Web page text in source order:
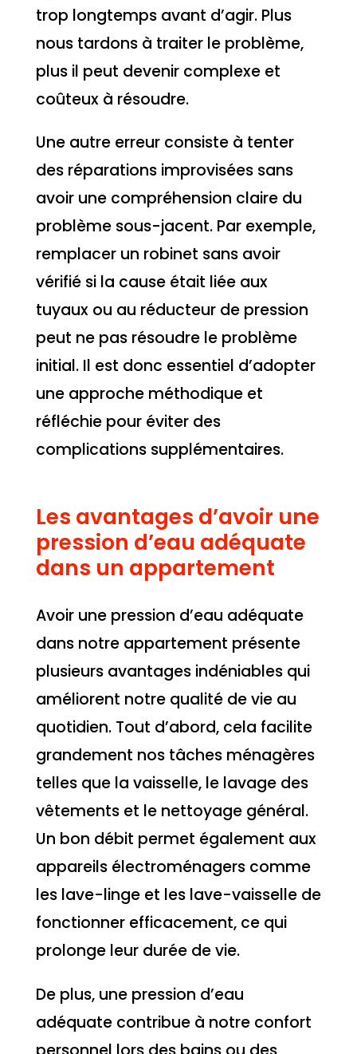
trop longtemps avant d’agir. Plus
nous tardons à traiter le problème,
plus il peut devenir complexe et
coûteux à résoudre.
Une autre erreur consiste à tenter
des réparations improvisées sans
avoir une compréhension claire du
problème sous-jacent. Par exemple,
remplacer un robinet sans avoir
vérifié si la cause était liée aux
tuyaux ou au réducteur de pression
peut ne pas résoudre le problème
initial. Il est donc essentiel d’adopter
une approche méthodique et
réfléchie pour éviter des
complications supplémentaires.
Les avantages d’avoir une
pression d’eau adéquate
dans un appartement
Avoir une pression d’eau adéquate
dans notre appartement présente
plusieurs avantages indéniables qui
améliorent notre qualité de vie au
quotidien. Tout d’abord, cela facilite
grandement nos tâches ménagères
telles que la vaisselle, le lavage des
vêtements et le nettoyage général.
Un bon débit permet également aux
appareils électroménagers comme
les lave-linge et les lave-vaisselle de
fonctionner efficacement, ce qui
prolonge leur durée de vie.
De plus, une pression d’eau
adéquate contribue à notre confort